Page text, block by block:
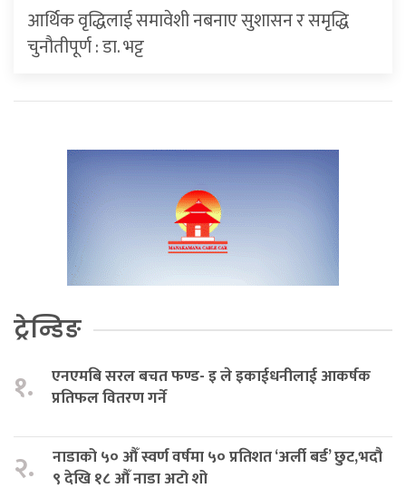
आर्थिक वृद्धिलाई समावेशी नबनाए सुशासन र समृद्धि
चुनौतीपूर्ण : डा. भट्ट
ट्रेन्डिङ
१.
एनएमबि सरल बचत फण्ड- इ ले इकाईधनीलाई आकर्षक
प्रतिफल वितरण गर्ने
२.
नाडाको ५० औँ स्वर्ण वर्षमा ५० प्रतिशत ‘अर्ली बर्ड’ छुट,भदौ
९ देखि १८ औँ नाडा अटो शो